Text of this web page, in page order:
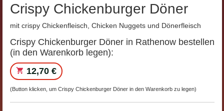
Crispy Chickenburger Döner
mit crispy Chickenfleisch, Chicken Nuggets und Dönerfleisch
Crispy Chickenburger Döner in Rathenow bestellen
(in den Warenkorb legen):
12,70 €
(Button klicken, um Crispy Chickenburger Döner in den Warenkorb zu legen)